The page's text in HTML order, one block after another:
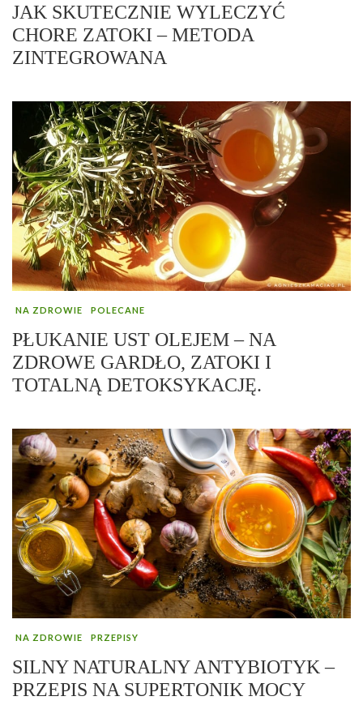
JAK SKUTECZNIE WYLECZYĆ
CHORE ZATOKI – METODA
ZINTEGROWANA
NA ZDROWIE POLECANE
PŁUKANIE UST OLEJEM – NA
ZDROWE GARDŁO, ZATOKI I
TOTALNĄ DETOKSYKACJĘ.
NA ZDROWIE PRZEPISY
SILNY NATURALNY ANTYBIOTYK –
PRZEPIS NA SUPERTONIK MOCY